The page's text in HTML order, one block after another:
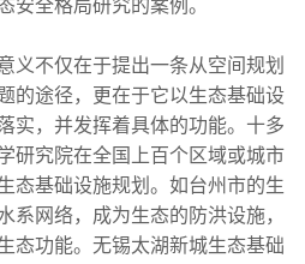
安全格局研究的案例。
不仅在于提出一条从空间规划
的途径，更在于它以生态基础设
实，并发挥着具体的功能。十多
研究院在全国上百个区域或城市
态基础设施规划。如台州市的生
系网络，成为生态的防洪设施，
态功能。无锡太湖新城生态基础